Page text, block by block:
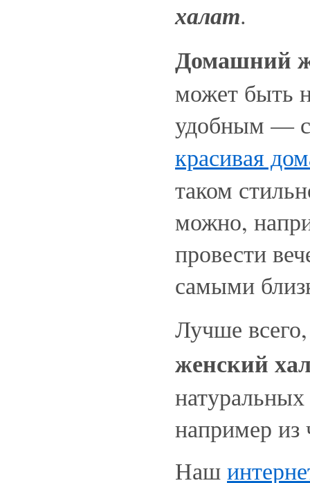
халат.
Домашний
может быть
удобным —
красивая
таком
можно,
провести
самыми
Лучше
женский
например из
Наш